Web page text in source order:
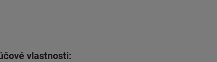
vlastnosti: